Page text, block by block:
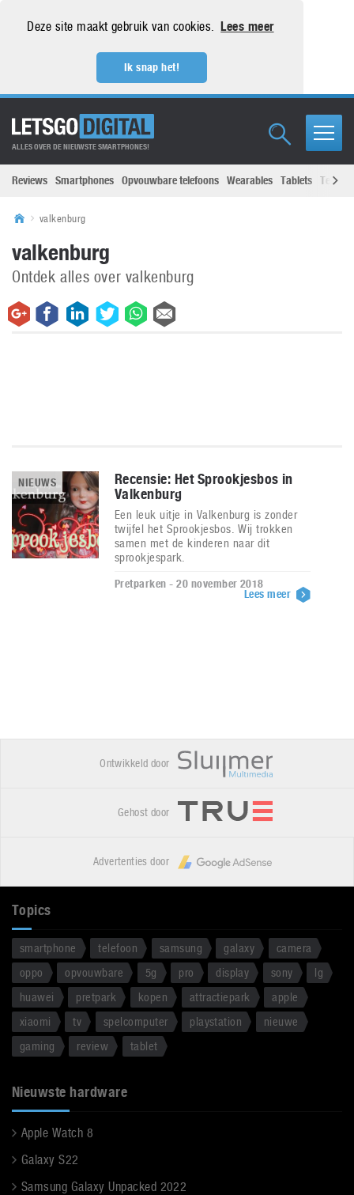
Deze site maakt gebruik van cookies. Lees meer
Ik snap het!
ALLES OVER DE NIEUWSTE SMARTPHONES!
Reviews Smartphones Opvouwbare telefoons Wearables Tablets
valkenburg
valkenburg
Ontdek alles over valkenburg
NIEUWS
Recensie: Het Sprookjesbos in
Valkenburg
Een leuk uitje in Valkenburg is zonder
twijfel het Sprookjesbos. Wij trokken
samen met de kinderen naar dit
sprookjespark.
Pretparken - 20 november 2018
Lees meer
Ontwikkeld door
Gehost door
Advertenties door
Topics
smartphone telefoon samsung galaxy
camera
oppo
opvouwbare 5g pro display sony
lg
huawei
pretpark kopen attractiepark
apple
xiaomi
tv spelcomputer playstation
nieuwe
gaming
review tablet
Nieuwste hardware
Apple Watch 8
Galaxy S22
Samsung Galaxy Unpacked 2022